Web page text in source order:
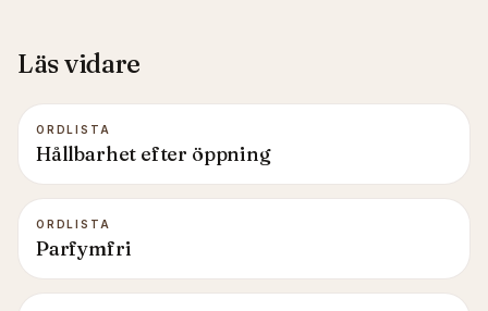
Läs vidare
ORDLISTA
Hållbarhet efter öppning
ORDLISTA
Parfymfri